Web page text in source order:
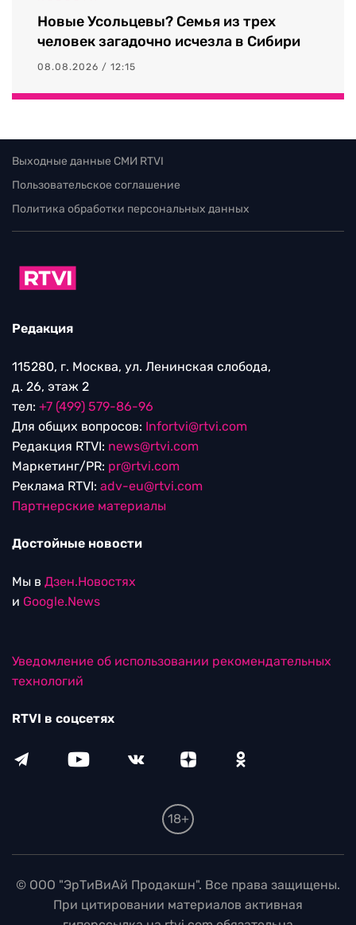
Новые Усольцевы? Семья из трех
человек загадочно исчезла в Сибири
08.08.2026 / 12:15
Выходные данные СМИ RTVI
Пользовательское соглашение
Политика обработки персональных данных
Редакция
115280, г. Москва, ул. Ленинская слобода,
д. 26, этаж 2
тел: +7 (499) 579-86-96
Для общих вопросов: Infortvi@rtvi.com
Редакция RTVI: news@rtvi.com
Маркетинг/PR: pr@rtvi.com
Реклама RTVI: adv-eu@rtvi.com
Партнерские материалы
Достойные новости
Мы в Дзен.Новостях
и Google.News
Уведомление об использовании рекомендательных
технологий
RTVI в соцсетях
18+
© ООО "ЭрТиВиАй Продакшн". Все права защищены.
При цитировании материалов активная